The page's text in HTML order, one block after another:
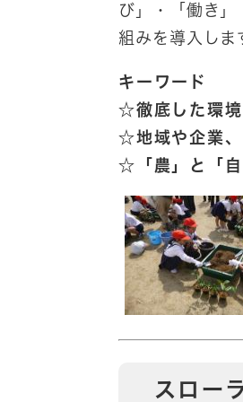
び」・「働き」
組みを導入しま
キーワード
☆徹底した環境
☆地域や企業、
☆「農」と「自
スロー